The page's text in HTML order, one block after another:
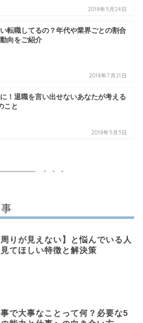
2018年5月24日
転職してるの？年代や業界ごとの割合
向をご紹介
2018年7月21日
！退職を言い出せないあなたが考える
こと
2018年5月3日
周りが見えない】と悩んでいる人
てほしい特徴と解決策
で大事なことって何？必要な5